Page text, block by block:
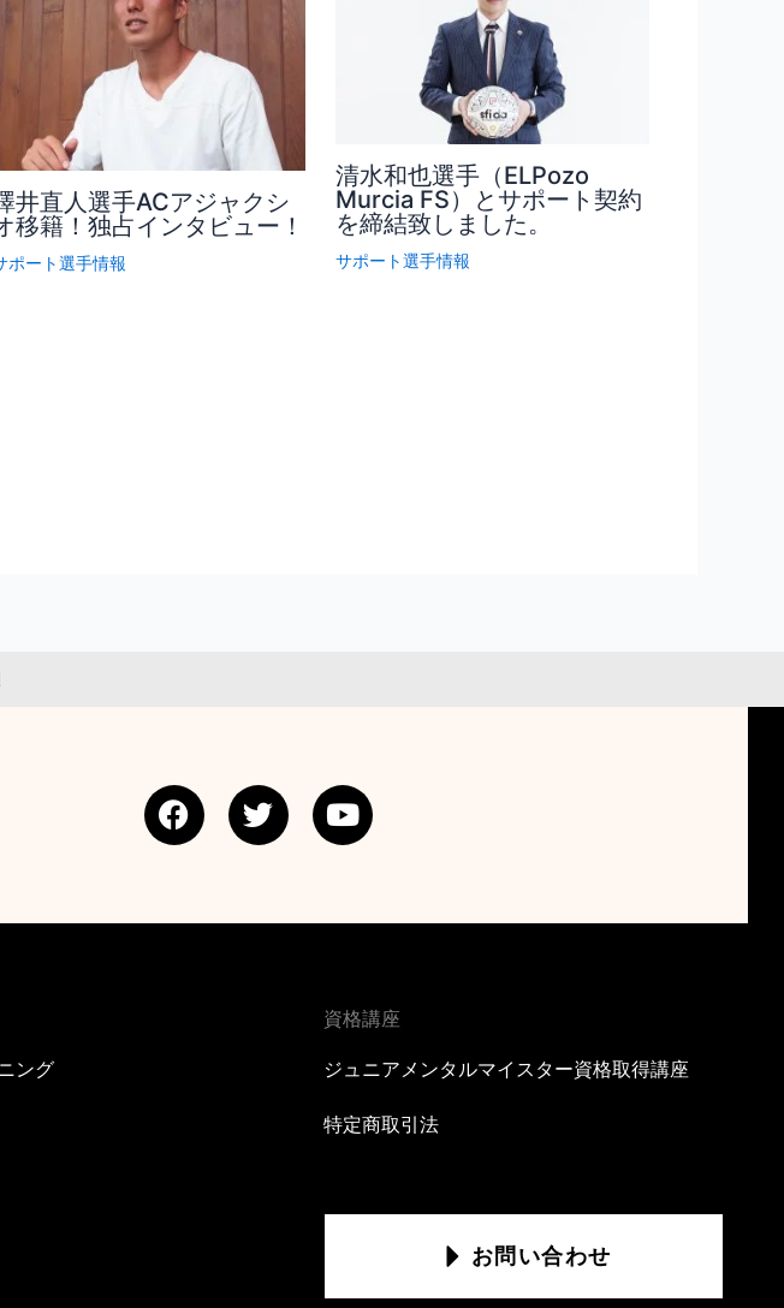
井直人選手ACアジャクシ
移籍！独占インタビュー！
ポート選手情報
清水和也選手（ELPozo
Murcia FS）とサポート契約
を締結致しました。
サポート選手情報
F
a
b
T
w
t
Y
o
u
ング
資格講座
ジュニアメンタルマイスター資格取得講座
特定商取引法
お問い合わせ